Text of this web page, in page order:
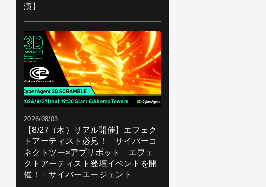
演】
2026/08/03
【8/27（木）リアル開催】エフェク
トアーティスト必見！ サイバーコ
ネクトツー×アプリボット エフェ
クトアーティスト登壇イベントを開
催！－サイバーエージェント